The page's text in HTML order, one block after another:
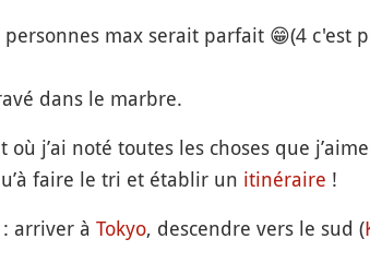
max serait parfait 😁(4 c'est
dans le marbre.
j’ai noté toutes les choses que
faire le tri et établir un itinéraire !
arriver à Tokyo, descendre vers le sud (